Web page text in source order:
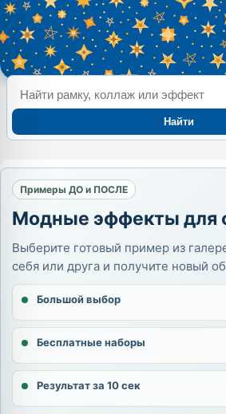
Найти
Примеры ДО и ПОСЛЕ
Модные эффекты для
Выберите готовый пример из
себя или друга и получите новый
Большой выбор
Бесплатные наборы
Результат за 10 сек